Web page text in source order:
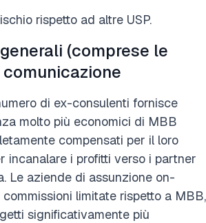
rispetto ad altre USP.
(comprese le
di ex-consulenti fornisce
molto più economici di MBB
compensati per il loro
incanalare i profitti verso i partner
Le aziende di assunzione on-
limitate rispetto a MBB,
significativamente più